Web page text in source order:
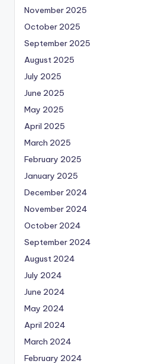
November 2025
October 2025
September 2025
August 2025
July 2025
June 2025
May 2025
April 2025
March 2025
February 2025
January 2025
December 2024
November 2024
October 2024
September 2024
August 2024
July 2024
June 2024
May 2024
April 2024
March 2024
February 2024